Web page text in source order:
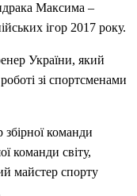
Максима –
ігор 2017 року.
України, який
зі спортсменами
команди
команди світу,
майстер спорту